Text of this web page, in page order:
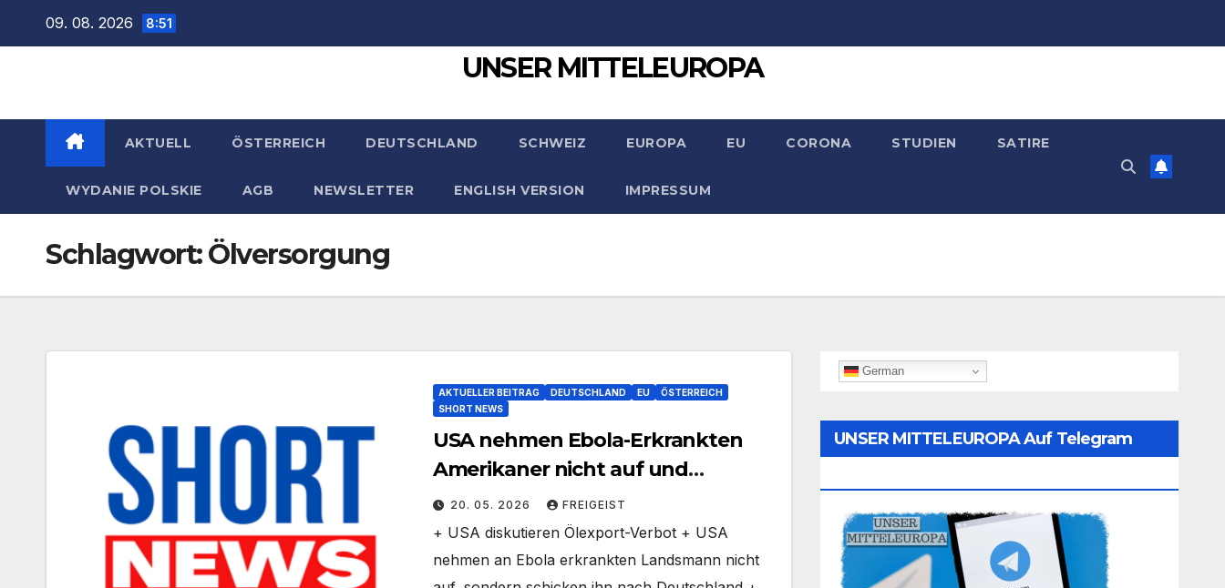
09. 08. 2026 8:51
UNSER MITTELEUROPA
AKTUELL ÖSTERREICH DEUTSCHLAND SCHWEIZ EUROPA EU CORONA STUDIEN SATIRE
WYDANIE POLSKIE AGB NEWSLETTER ENGLISH VERSION IMPRESSUM
Schlagwort:Ölversorgung
AKTUELLER BEITRAG DEUTSCHLAND EU
ÖSTERREICH
SHORT NEWS
USA nehmen Ebola-Erkrankten
Amerikaner nicht auf und
schicken ihn nach Deutschland
20. 05. 2026 FREIGEIST
+ USA diskutieren Ölexport-Verbot + USA
nehmen an Ebola erkrankten Landsmann nicht
German
UNSER MITTELEUROPA Auf Telegram